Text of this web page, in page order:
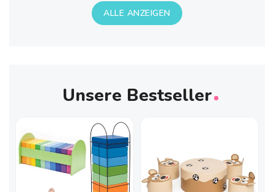
ALLE ANZEIGEN
Unsere Bestseller